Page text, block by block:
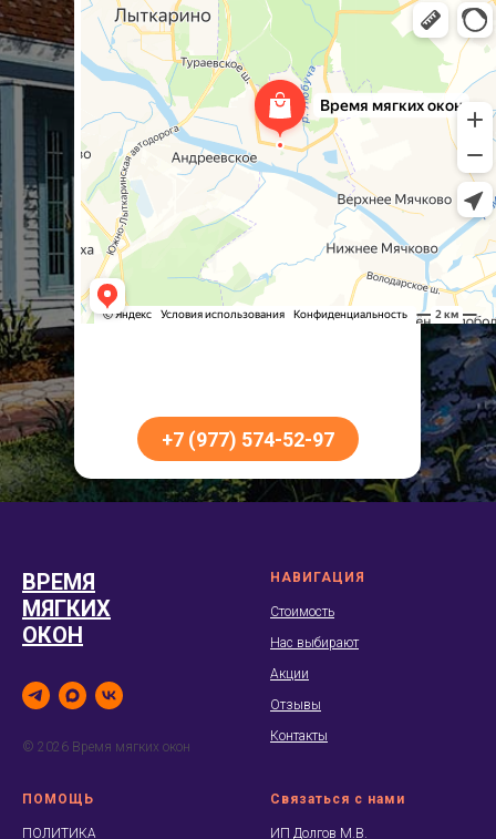
+7 (977) 574-52-97
ВРЕМЯ
МЯГКИХ
ОКОН
© 2026 Время мягких окон
НАВИГАЦИЯ
Стоимость
Нас выбирают
Акции
Отзывы
Контакты
ПОМОЩЬ
ПОЛИТИКА
Связаться с нами
ИП Долгов М.В.